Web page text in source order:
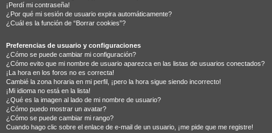
¡Perdí mi contraseña!
¿Por qué mi sesión de usuario expira automáticamente?
¿Cuál es la función de “Borrar cookies”?
Preferencias de usuario y configuraciones
¿Cómo se puede cambiar mi configuración?
¿Cómo evito que mi nombre de usuario aparezca en las listas de usuarios conectados?
¡La hora en los foros no es correcta!
Cambié la zona horaria en mi perfil, ¡pero la hora sigue siendo incorrecto!
¡Mi idioma no está en la lista!
¿Qué es la imagen al lado de mi nombre de usuario?
¿Cómo puedo mostrar un avatar?
¿Cómo se puede cambiar mi rango?
Cuando hago clic sobre el enlace de e-mail de un usuario, ¡me pide que me registre!